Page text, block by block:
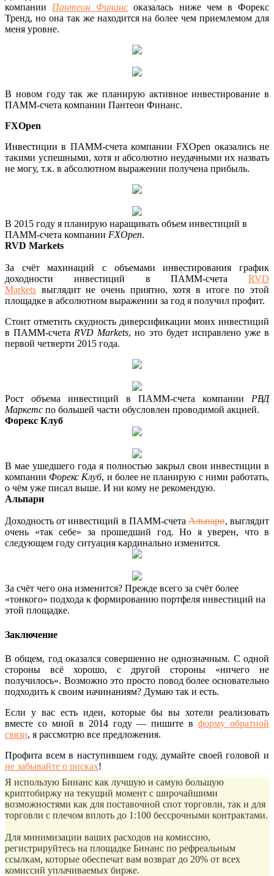
компанииПантеон Финанс оказалась ниже чем в Форекс
Тренд, но она так же находится на более чем приемлемом для
меня уровне.
В новом году так же планирую активное инвестирование в
ПАММ-счета компании Пантеон Финанс.
FXOpen
Инвестиции в ПАММ-счета компании FXOpen оказались не
такими успешными, хотя и абсолютно неудачными их назвать
не могу, т.к. в абсолютном выражении получена прибыль.
В 2015 году я планирую наращивать объем инвестиций в
ПАММ-счета компании FXOpen.
RVD Markets
За счёт махинаций с объемами инвестирования график
доходности инвестиций в ПАММ-счета RVD
Markets выглядит не очень приятно, хотя в итоге по этой
площадке в абсолютном выражении за год я получил профит.
Стоит отметить скудность диверсификации моих инвестиций
в ПАММ-счетаRVD Markets, но это будет исправлено уже в
первой четверти 2015 года.
Рост объема инвестиций в ПАММ-счета компании РВД
Маркетс по большей части обусловлен проводимой акцией.
Форекс Клуб
В мае ушедшего года я полностью закрыл свои инвестиции в
компании Форекс Клуб, и более не планирую с ними работать,
о чём уже писал выше. И ни кому не рекомендую.
Альпари
Доходность от инвестиций в ПАММ-счетаАльпари, выглядит
очень «так себе» за прошедший год. Но я уверен, что в
следующем году ситуация кардинально изменится.
За счёт чего она изменится? Прежде всего за счёт более
«тонкого» подхода к формированию портфеля инвестиций на
этой площадке.
Заключение
В общем, год оказался совершенно не однозначным. С одной
стороны всё хорошо, с другой стороны «ничего не
получилось». Возможно это просто повод более основательно
подходить к своим начинаниям? Думаю так и есть.
Если у вас есть идеи, которые бы вы хотели реализовать
вместе со мной в 2014 году — пишите вформу обратной
связи, я рассмотрю все предложения.
Профита всем в наступившем году, думайте своей головой и
не забывайте о рисках!
Я использую Бинанс как лучшую и самую большую
криптобиржу на текущий момент с широчайшими
возможностями как для поставочной спот торговли, так и для
торговли с плечом вплоть до 1:100 бессрочными контрактами.
Для минимизации ваших расходов на комиссию,
регистрируйтесь на площадке Бинанс по рефреальным
ссылкам, которые обеспечат вам возврат до 20% от всех
комиссий уплачиваемых бирже.